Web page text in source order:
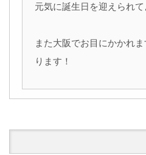
元気に誕生日を迎えられて
また大阪でお目にかかれ
ります！